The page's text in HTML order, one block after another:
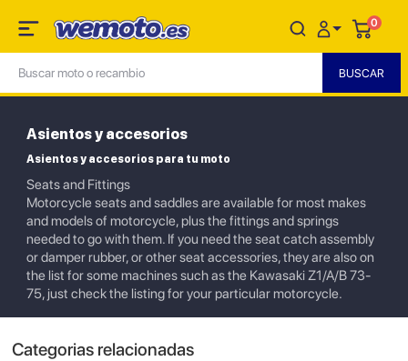
0
Asientos y accesorios
Asientos y accesorios para tu moto
Seats and Fittings
Motorcycle seats and saddles are available for most makes
and models of motorcycle, plus the fittings and springs
needed to go with them. If you need the seat catch assembly
or damper rubber, or other seat accessories, they are also on
the list for some machines such as the Kawasaki Z1/A/B 73-
75, just check the listing for your particular motorcycle.
Categorias relacionadas